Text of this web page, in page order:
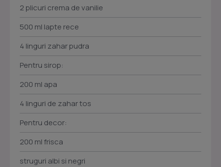
2 plicuri crema de vanilie
500 ml lapte rece
4 linguri zahar pudra
Pentru sirop:
200 ml apa
4 linguri de zahar tos
Pentru decor:
200 ml frisca
struguri albi si negri